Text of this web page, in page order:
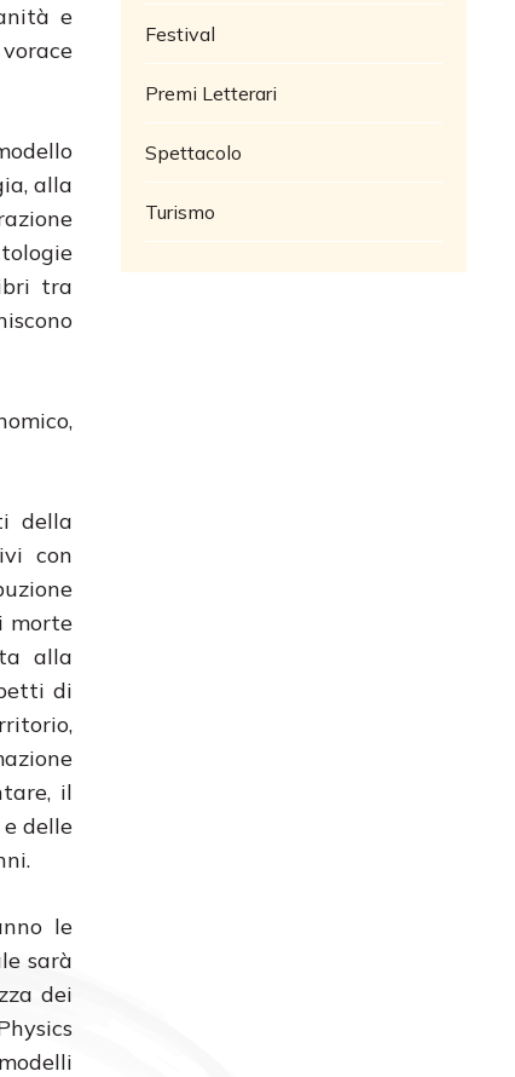
e
alla
tra
della
con
morte
alla
di
il
delle
le
sarà
dei
Festival
Premi Letterari
Spettacolo
Turismo